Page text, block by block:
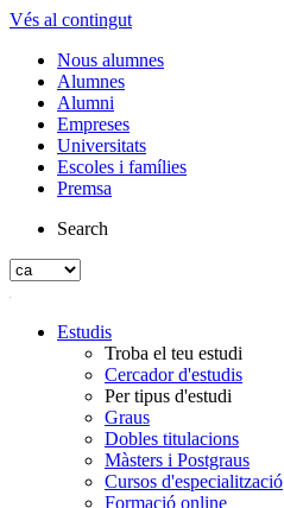
Vés al contingut
Nous alumnes
Alumnes
Alumni
Empreses
Universitats
Escoles i famílies
Premsa
Search
Estudis
Troba el teu estudi
Cercador d'estudis
Per tipus d'estudi
Graus
Dobles titulacions
Màsters i Postgraus
Cursos d'especialització
Formació online